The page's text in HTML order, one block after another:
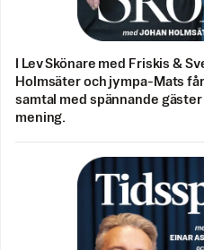
I Lev Skönare med Friskis &
Holmsäter och jympa-Mats
samtal med spännande
mening.